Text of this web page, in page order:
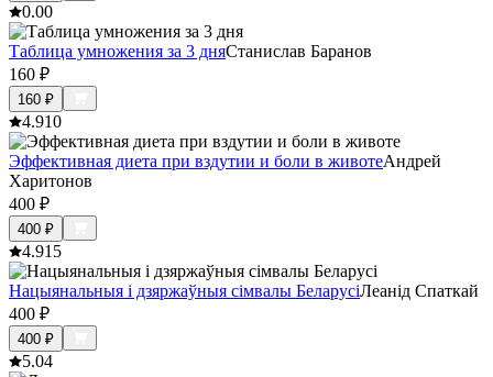
0.00
Таблица умножения за 3 дняСтанислав Баранов
160 ₽
160 ₽
4.910
Эффективная диета при вздутии и боли в животеАндрей
Харитонов
400 ₽
400 ₽
4.915
Нацыянальныя і дзяржаўныя сімвалы БеларусіЛеанід Спаткай
400 ₽
400 ₽
5.04